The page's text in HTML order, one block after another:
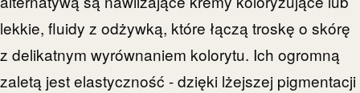
lekkie, fluidy z odżywką, które łączą troskę o skórę
z delikatnym wyrównaniem kolorytu. Ich ogromną
zaletą jest elastyczność - dzięki lżejszej pigmentacji